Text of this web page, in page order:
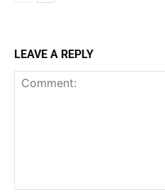
LEAVE A REPLY